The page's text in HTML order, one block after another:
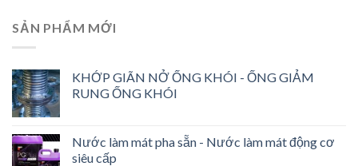
SẢN PHẨM MỚI
KHỚP GIÃN NỞ ỐNG KHÓI - ỐNG GIẢM
RUNG ỐNG KHÓI
Nước làm mát pha sẵn - Nước làm mát động cơ
siêu cấp